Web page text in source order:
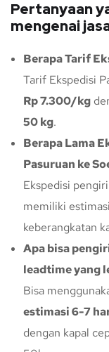
Pertanyaan
mengenai
Berapa Tarif
Tarif Ekspedisi
Rp 7.300/kg
50 kg.
Berapa Lama
Pasuruan ke
Ekspedisi
memiliki
keberangkatan
Apa bisa
leadtime yang
Bisa
estimasi 6-7
dengan kapal